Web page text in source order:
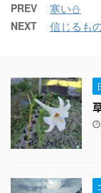
PREV 寒い⛄
NEXT 信じるも